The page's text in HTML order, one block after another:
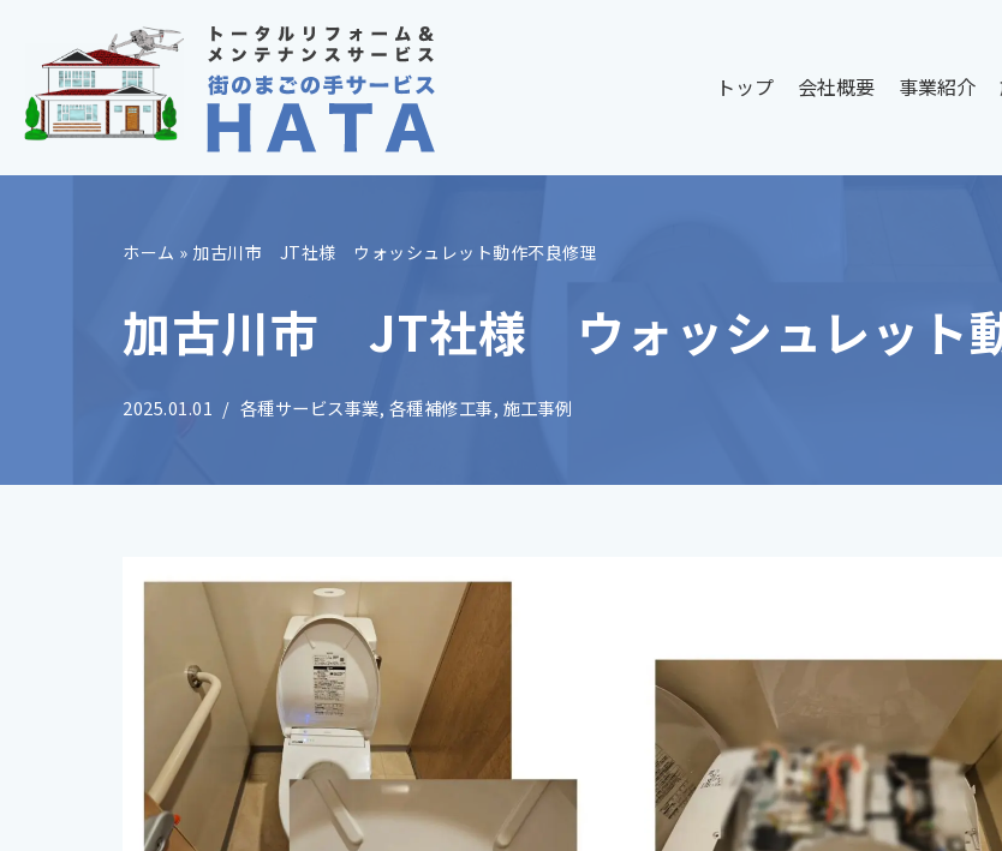
ン
テ
ン
トップ 会社概要 事業紹介
ホーム » 加古川市 JT社様 ウォッシュレット動作不良修理
加古川市 JT社様 ウォッシュレット
2025.01.01 各種サービス事業, 各種補修工事, 施工事例